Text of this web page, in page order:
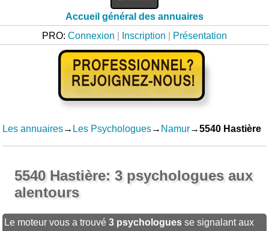
Accueil général des annuaires
PRO: Connexion Inscription Présentation
Les annuaires→ Les Psychologues→ Namur→5540 Hastière
5540 Hastière: 3 psychologues aux
alentours
Le moteur vous a trouvé3 psychologues se signalant aux